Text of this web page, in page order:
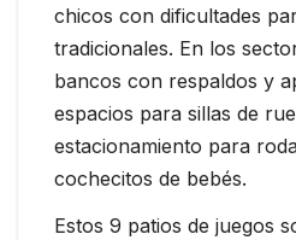
chicos con dificultades
tradicionales. En los
bancos con respaldos y
espacios para sillas de
estacionamiento para
cochecitos de bebés.
Estos 9 patios de juegos